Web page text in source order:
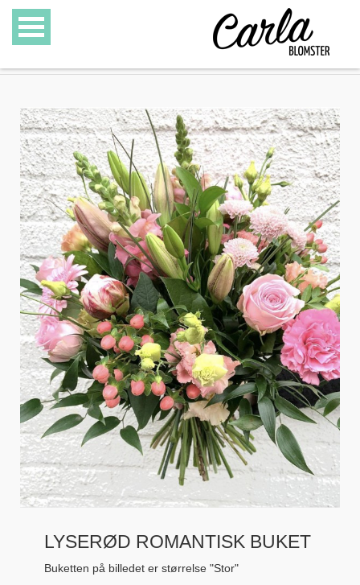
SPECIALITETER
GAVEKURVE
GAVEKORT
GALLERI
OM CARLA BLOMSTER
LYSERØD ROMANTISK BUKET
Buketten på billedet er størrelse "Stor"